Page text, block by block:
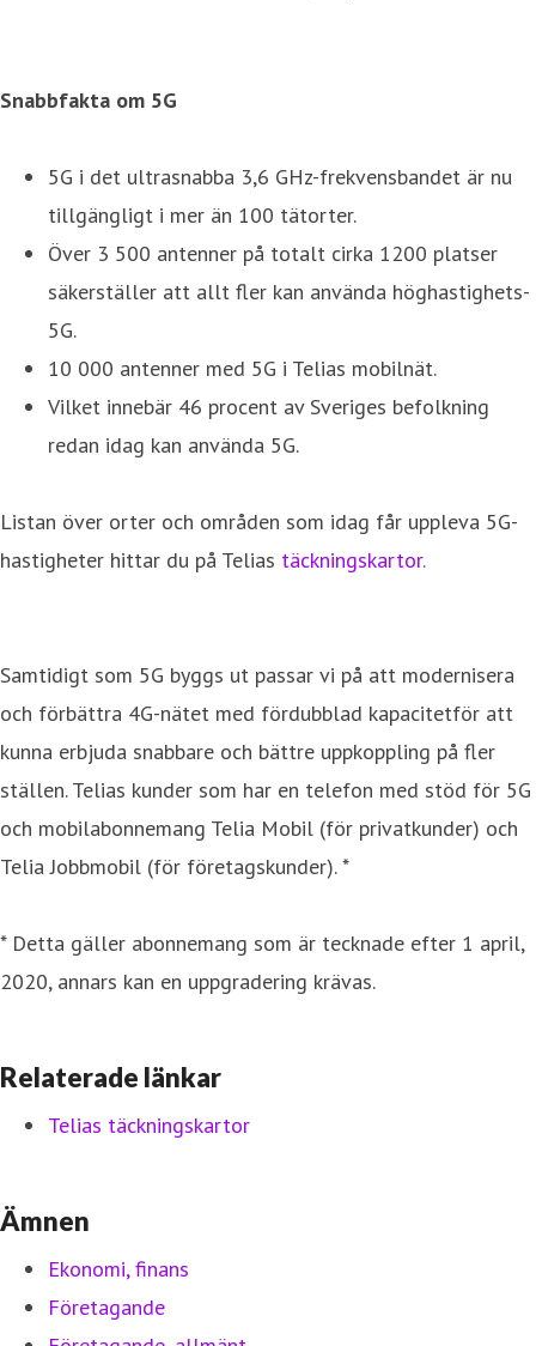
Snabbfakta om 5G
5G i det ultrasnabba 3,6 GHz-frekvensbandet är nu
tillgängligt i mer än 100 tätorter.
Över 3 500 antenner på totalt cirka 1200 platser
säkerställer att allt fler kan använda höghastighets-
5G.
10 000 antenner med 5G i Telias mobilnät.
Vilket innebär 46 procent av Sveriges befolkning
redan idag kan använda 5G.
Listan över orter och områden som idag får uppleva 5G-
hastigheter hittar du på Telias täckningskartor.
Samtidigt som 5G byggs ut passar vi på att modernisera
och förbättra 4G-nätet med fördubblad kapacitetför att
kunna erbjuda snabbare och bättre uppkoppling på fler
ställen. Telias kunder som har en telefon med stöd för 5G
och mobilabonnemang Telia Mobil (för privatkunder) och
Telia Jobbmobil (för företagskunder). *
* Detta gäller abonnemang som är tecknade efter 1 april,
2020, annars kan en uppgradering krävas.
Relaterade länkar
Telias täckningskartor
Ämnen
Ekonomi, finans
Företagande